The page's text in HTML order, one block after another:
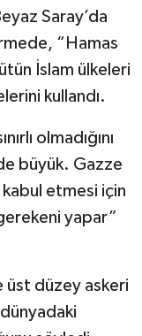
Saray’da
“Hamas
İslam ülkeleri
kullandı.
olmadığını
büyük. Gazze
kabul etmesi için
yapar”
üst düzey askeri